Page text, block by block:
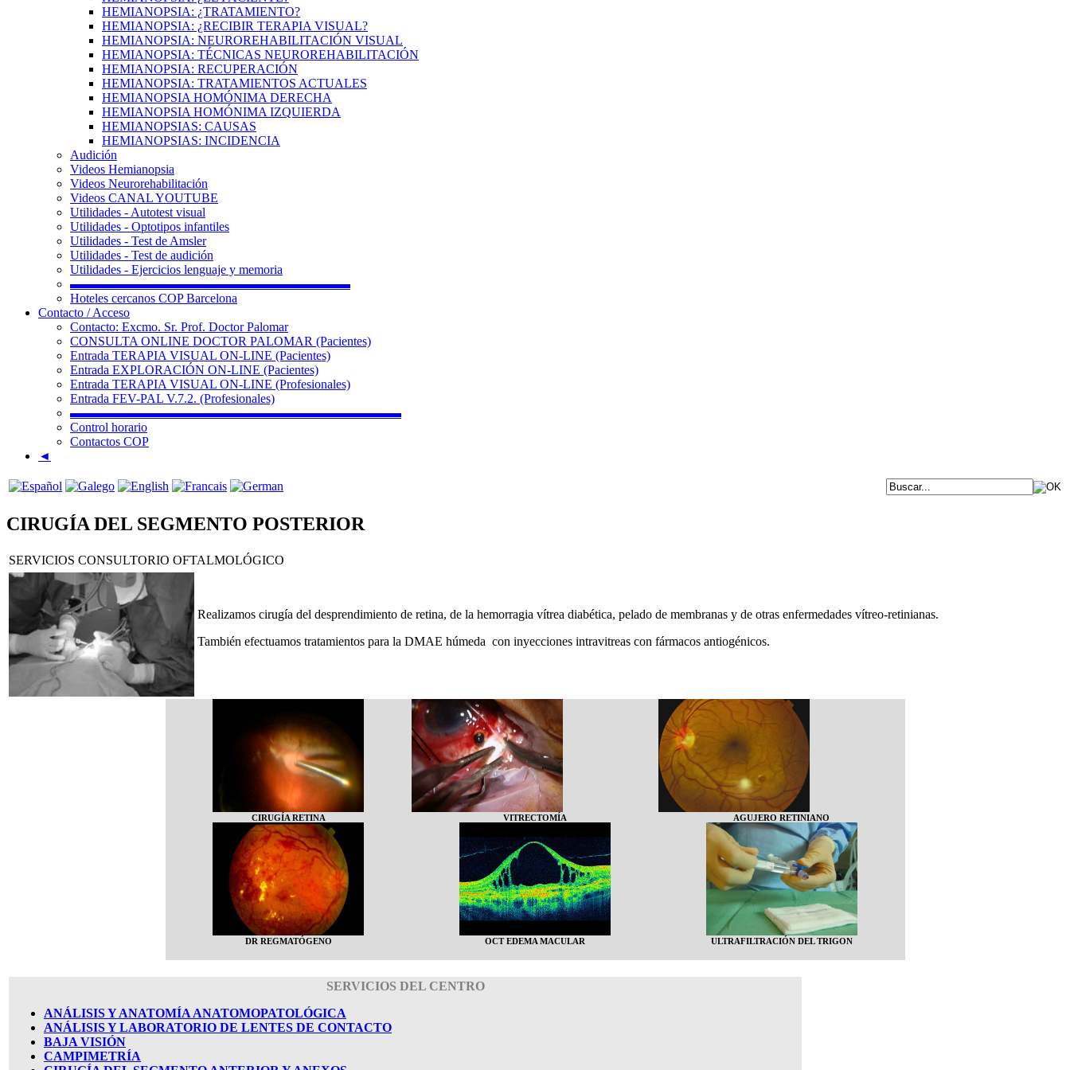
HEMIANOPSIA: ¿TRATAMIENTO?
HEMIANOPSIA: ¿RECIBIR TERAPIA VISUAL?
HEMIANOPSIA: NEUROREHABILITACIÓN VISUAL
HEMIANOPSIA: TÉCNICAS NEUROREHABILITACIÓN
HEMIANOPSIA: RECUPERACIÓN
HEMIANOPSIA: TRATAMIENTOS ACTUALES
HEMIANOPSIA HOMÓNIMA DERECHA
HEMIANOPSIA HOMÓNIMA IZQUIERDA
HEMIANOPSIAS: CAUSAS
HEMIANOPSIAS: INCIDENCIA
Audición
Videos Hemianopsia
Videos Neurorehabilitación
Videos CANAL YOUTUBE
Utilidades - Autotest visual
Utilidades - Optotipos infantiles
Utilidades - Test de Amsler
Utilidades - Test de audición
Utilidades - Ejercicios lenguaje y memoria
▬▬▬▬▬▬▬▬▬▬▬▬▬▬▬▬▬▬▬▬▬▬
Hoteles cercanos COP Barcelona
Contacto / Acceso
Contacto: Excmo. Sr. Prof. Doctor Palomar
CONSULTA ONLINE DOCTOR PALOMAR (Pacientes)
Entrada TERAPIA VISUAL ON-LINE (Pacientes)
Entrada EXPLORACIÓN ON-LINE (Pacientes)
Entrada TERAPIA VISUAL ON-LINE (Profesionales)
Entrada FEV-PAL V.7.2. (Profesionales)
▬▬▬▬▬▬▬▬▬▬▬▬▬▬▬▬▬▬▬▬▬▬▬▬▬▬
Control horario
Contactos COP
◄
CIRUGÍA DEL SEGMENTO POSTERIOR
SERVICIOS CONSULTORIO OFTALMOLÓGICO
Realizamos cirugía del desprendimiento de retina, de la hemorragia vítrea diabética, pelado de membranas y de otras enfermedades vítreo-retinianas.
También efectuamos tratamientos para la DMAE húmeda con inyecciones intravitreas con fármacos antiogénicos.
CIRUGÍA RETINA VITRECTOMÍA AGUJERO RETINIANO
DR REGMATÓGENO OCT EDEMA MACULAR ULTRAFILTRACIÓN DEL TRIGON
SERVICIOS DEL CENTRO
ANÁLISIS Y ANATOMÍA ANATOMOPATOLÓGICA
ANÁLISIS Y LABORATORIO DE LENTES DE CONTACTO
BAJA VISIÓN
CAMPIMETRÍA